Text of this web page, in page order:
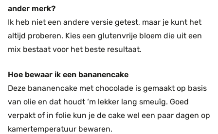
ander merk?
Ik heb niet een andere versie getest, maar je kunt het
altijd proberen. Kies een glutenvrije bloem die uit een
mix bestaat voor het beste resultaat.
Hoe bewaar ik een bananencake
Deze bananencake met chocolade is gemaakt op basis
van olie en dat houdt ‘m lekker lang smeuïg. Goed
verpakt of in folie kun je de cake wel een paar dagen op
kamertemperatuur bewaren.